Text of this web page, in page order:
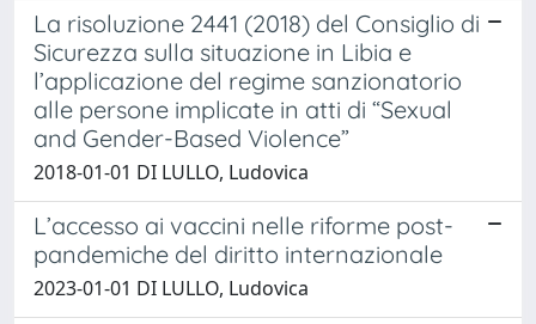
La risoluzione 2441 (2018) del Consiglio di
Sicurezza sulla situazione in Libia e
l’applicazione del regime sanzionatorio
alle persone implicate in atti di “Sexual
and Gender-Based Violence”
2018-01-01 DI LULLO, Ludovica
L’accesso ai vaccini nelle riforme post-
pandemiche del diritto internazionale
2023-01-01 DI LULLO, Ludovica